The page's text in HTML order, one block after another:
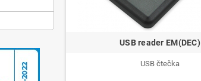
USB reader EM(DEC)
USB čtečka